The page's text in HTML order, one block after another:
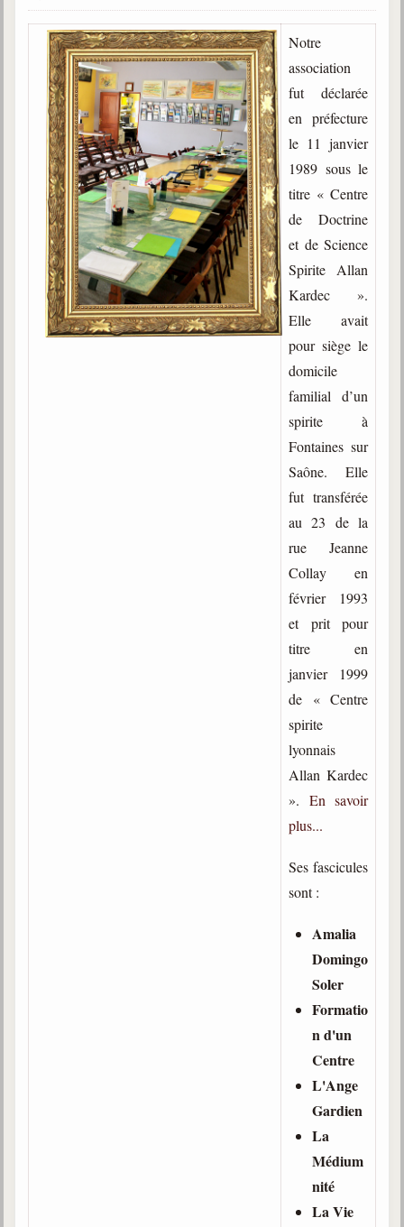
Esprits
Médiums
Les hommes
Les fondateurs
Allan Kardec
1804-1869
Léon Denis
1846-1927
Gabriel Delanne
1857-1926
Chico Xavier
1910-2002
Divaldo Franco
Notre
association
fut déclarée
en préfecture
le 11 janvier
1989 sous le
titre « Centre
de Doctrine
et de Science
Spirite Allan
Kardec ».
Elle avait
pour siège le
domicile
familial d’un
spirite à
Fontaines sur
Saône. Elle
fut transférée
au 23 de la
rue Jeanne
Collay en
février 1993
et prit pour
titre en
janvier 1999
de « Centre
spirite
lyonnais
Allan Kardec
». En savoir
plus...
Ses fascicules
sont :
Amalia
Domingo
Soler
Formatio
n d'un
Centre
L'Ange
Gardien
La
Médium
nité
La Vie